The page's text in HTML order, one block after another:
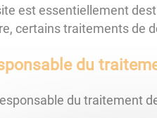
est essentiellement
certains traitements de
du
du traitement